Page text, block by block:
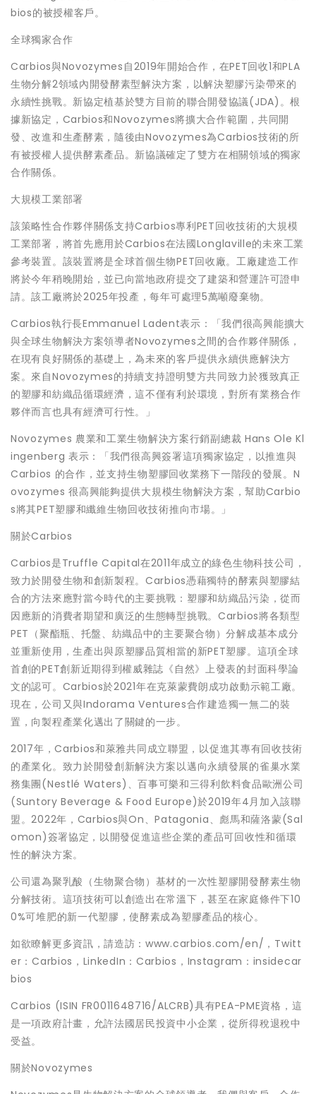
bios的被授權客戶。
全球獨家合作
Carbios與Novozymes自2019年開始合作，在PET回收1和PLA
生物分解2領域內開發酵素型解決方案，以解決塑膠污染帶來的
永續性挑戰。新協定植基於雙方目前的聯合開發協議(JDA)。根
據新協定，Carbios和Novozymes將擴大合作範圍，共同開
發、改進和生產酵素，隨後由Novozymes為Carbios技術的所
有被授權人提供酵素產品。新協議確定了雙方在相關領域的獨家
合作關係。
大規模工業部署
該策略性合作夥伴關係支持Carbios專利PET回收技術的大規模
工業部署，將首先應用於Carbios在法國Longlaville的未來工業
參考裝置。該裝置將是全球首個生物PET回收廠。工廠建造工作
將於今年稍晚開始，並已向當地政府提交了建築和營運許可證申
請。該工廠將於2025年投產，每年可處理5萬噸廢棄物。
Carbios執行長Emmanuel Ladent表示：「我們很高興能擴大
與全球生物解決方案領導者Novozymes之間的合作夥伴關係，
在現有良好關係的基礎上，為未來的客戶提供永續供應解決方
案。來自Novozymes的持續支持證明雙方共同致力於獲致真正
的塑膠和紡織品循環經濟，這不僅有利於環境，對所有業務合作
夥伴而言也具有經濟可行性。」
Novozymes 農業和工業生物解決方案行銷副總裁 Hans Ole Kl
ingenberg 表示：「我們很高興簽署這項獨家協定，以推進與
Carbios 的合作，並支持生物塑膠回收業務下一階段的發展。N
ovozymes 很高興能夠提供大規模生物解決方案，幫助Carbio
s將其PET塑膠和纖維生物回收技術推向市場。」
關於Carbios
Carbios是Truffle Capital在2011年成立的綠色生物科技公司，
致力於開發生物和創新製程。Carbios憑藉獨特的酵素與塑膠結
合的方法來應對當今時代的主要挑戰：塑膠和紡織品污染，從而
因應新的消費者期望和廣泛的生態轉型挑戰。Carbios將各類型
PET（聚酯瓶、托盤、紡織品中的主要聚合物）分解成基本成分
並重新使用，生產出與原塑膠品質相當的新PET塑膠。這項全球
首創的PET創新近期得到權威雜誌《自然》上發表的封面科學論
文的認可。Carbios於2021年在克萊蒙費朗成功啟動示範工廠。
現在，公司又與Indorama Ventures合作建造獨一無二的裝
置，向製程產業化邁出了關鍵的一步。
2017年，Carbios和萊雅共同成立聯盟，以促進其專有回收技術
的產業化。致力於開發創新解決方案以邁向永續發展的雀巢水業
務集團(Nestlé Waters)、百事可樂和三得利飲料食品歐洲公司
(Suntory Beverage & Food Europe)於2019年4月加入該聯
盟。2022年，Carbios與On、Patagonia、彪馬和薩洛蒙(Sal
omon)簽署協定，以開發促進這些企業的產品可回收性和循環
性的解決方案。
公司還為聚乳酸（生物聚合物）基材的一次性塑膠開發酵素生物
分解技術。這項技術可以創造出在常溫下，甚至在家庭條件下10
0%可堆肥的新一代塑膠，使酵素成為塑膠產品的核心。
如欲瞭解更多資訊，請造訪：www.carbios.com/en/，Twitt
er：Carbios，LinkedIn：Carbios，Instagram：insidecar
bios
Carbios (ISIN FR0011648716/ALCRB)具有PEA-PME資格，這
是一項政府計畫，允許法國居民投資中小企業，從所得稅退稅中
受益。
關於Novozymes